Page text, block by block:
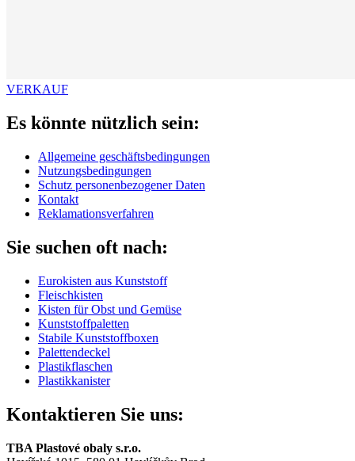
VERKAUF
Es könnte nützlich sein:
Allgemeine geschäftsbedingungen
Nutzungsbedingungen
Schutz personenbezogener Daten
Kontakt
Reklamationsverfahren
Sie suchen oft nach:
Eurokisten aus Kunststoff
Fleischkisten
Kisten für Obst und Gemüse
Kunststoffpaletten
Stabile Kunststoffboxen
Palettendeckel
Plastikflaschen
Plastikkanister
Kontaktieren Sie uns:
TBA Plastové obaly s.r.o.